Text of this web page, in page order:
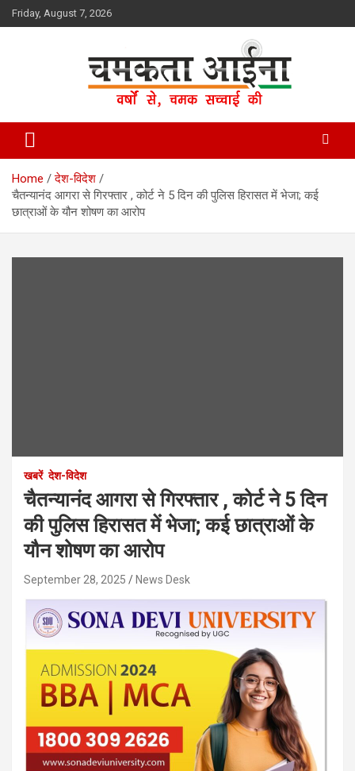
Skip
to
Friday, August 7, 2026
Chamakta Aina
Home
देश-विदेश
चैतन्यानंद आगरा से गिरफ्तार , कोर्ट ने 5 दिन की पुलिस हिरासत में भेजा; कई
छात्राओं के यौन शोषण का आरोप
खबरें देश-विदेश
चैतन्यानंद आगरा से गिरफ्तार , कोर्ट ने 5 दिन
की पुलिस हिरासत में भेजा; कई छात्राओं के
यौन शोषण का आरोप
September 28, 2025 News Desk